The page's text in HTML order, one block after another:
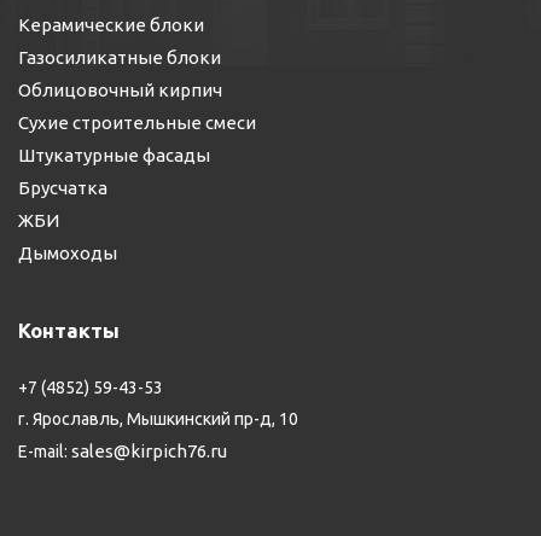
Керамические блоки
Газосиликатные блоки
Облицовочный кирпич
Сухие строительные смеси
Штукатурные фасады
Брусчатка
ЖБИ
Дымоходы
Контакты
+7 (4852) 59-43-53
г. Ярославль, Мышкинский пр-д, 10
E-mail: sales@kirpich76.ru